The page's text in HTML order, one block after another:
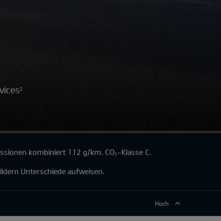
2
kombiniert 112 g/km. CO₂-Klasse C.
Unterschiede aufweisen.
Hoch